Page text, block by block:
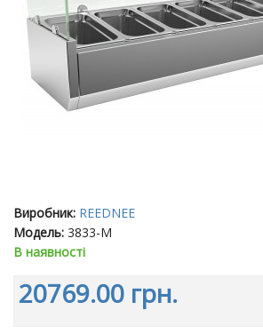
Виробник: REEDNEE
Модель: 3833-M
В наявності
20769.00 грн.